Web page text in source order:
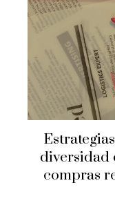
diversidad
compras